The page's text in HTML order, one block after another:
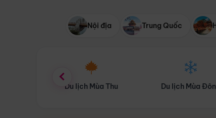
Nội địa Trung Quốc
Du lịch Mùa Đông Combo Du lịch